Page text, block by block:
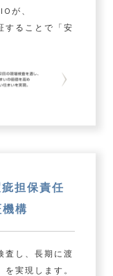
が、
することで「安
担保責任
構
査し、長期に渡
実現します。